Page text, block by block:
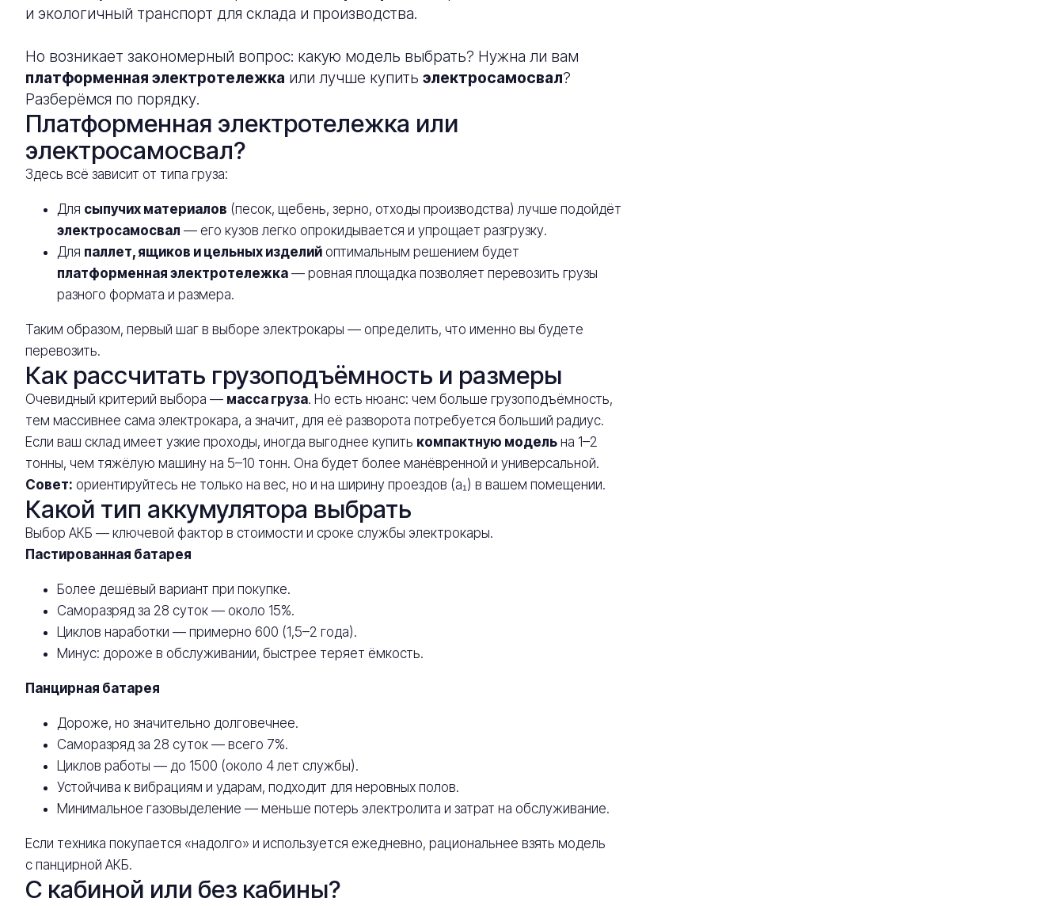
и экологичный транспорт для склада и производства.
Но возникает закономерный вопрос: какую модель выбрать? Нужна ли вам
платформенная электротележка или лучше купить электросамосвал?
Разберёмся по порядку.
Платформенная электротележка или
электросамосвал?
Здесь всё зависит от типа груза:
Для сыпучих материалов (песок, щебень, зерно, отходы производства) лучше подойдёт
электросамосвал — его кузов легко опрокидывается и упрощает разгрузку.
Для паллет, ящиков и цельных изделий оптимальным решением будет
платформенная электротележка — ровная площадка позволяет перевозить грузы
разного формата и размера.
Таким образом, первый шаг в выборе электрокары — определить, что именно вы будете
перевозить.
Как рассчитать грузоподъёмность и размеры
Очевидный критерий выбора — масса груза. Но есть нюанс: чем больше грузоподъёмность,
тем массивнее сама электрокара, а значит, для её разворота потребуется больший радиус.
Если ваш склад имеет узкие проходы, иногда выгоднее купить компактную модель на 1–2
тонны, чем тяжёлую машину на 5–10 тонн. Она будет более манёвренной и универсальной.
Совет: ориентируйтесь не только на вес, но и на ширину проездов (a₁) в вашем помещении.
Какой тип аккумулятора выбрать
Выбор АКБ — ключевой фактор в стоимости и сроке службы электрокары.
Пастированная батарея
Более дешёвый вариант при покупке.
Саморазряд за 28 суток — около 15%.
Циклов наработки — примерно 600 (1,5–2 года).
Минус: дороже в обслуживании, быстрее теряет ёмкость.
Панцирная батарея
Дороже, но значительно долговечнее.
Саморазряд за 28 суток — всего 7%.
Циклов работы — до 1500 (около 4 лет службы).
Устойчива к вибрациям и ударам, подходит для неровных полов.
Минимальное газовыделение — меньше потерь электролита и затрат на обслуживание.
Если техника покупается «надолго» и используется ежедневно, рациональнее взять модель
с панцирной АКБ.
С кабиной или без кабины?